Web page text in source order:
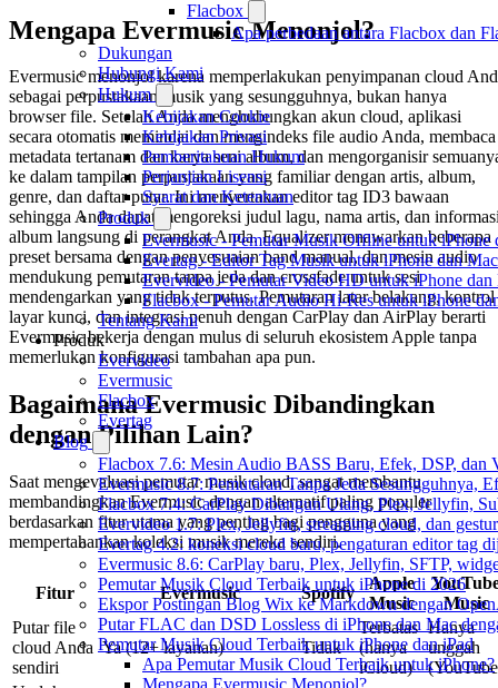
Flacbox
Apa perbedaan antara Flacbox dan
Dukungan
Hubungi Kami
Hukum
Kebijakan Cookie
Kebijakan Privasi
Pemberitahuan Hukum
Perjanjian Lisensi
Syarat dan Ketentuan
Produk
Evermusic - Pemutar Musik Offline untuk iPhone
Evertag - Editor Tag Musik untuk iPhone dan Mac
Evervideo - Pemutar Video HD untuk iPhone dan
Flacbox - Pemutar Audio Hi-Res untuk iPhone
Tentang Kami
Produk
Evervideo
Evermusic
Flacbox
Evertag
Blog
Flacbox 7.6: Mesin Audio BASS Baru, Efek, DSP, dan
Evermusic 8.7: Pemutaran Tanpa Jeda
Flacbox 7.4: CarPlay Dibangun Ulang, Plex, Jellyfin,
Evervideo 1.7: Plex, Jellyfin, streaming cloud, dan
Evertag 4.2: koneksi cloud baru, pengaturan editor tag
Evermusic 8.6: CarPlay baru, Plex, Jellyfin, SFTP,
Pemutar Musik Cloud Terbaik untuk iPhone di 2026
Ekspor Postingan Blog Wix ke Markdown dengan
Putar FLAC dan DSD Lossless di iPhone dan Mac
Pemutar Musik Cloud Terbaik untuk iPhone dan iPad
Apa Pemutar Musik Cloud Terbaik untuk iPhone?
Mengapa Evermusic Menonjol?
Mengapa Evermusic Menonjol?
Evermusic menonjol karena memperlakukan penyimpanan cloud
sebagai perpustakaan musik yang sesungguhnya, bukan hanya
browser file. Setelah Anda menghubungkan akun cloud, aplikasi
secara otomatis memindai dan mengindeks file audio Anda, membaca
metadata tertanam dan karya seni album, dan mengorganisir
ke dalam tampilan perpustakaan yang familiar dengan artis, album,
genre, dan daftar putar. Ini menyertakan editor tag ID3 bawaan
sehingga Anda dapat mengoreksi judul lagu, nama artis, dan
album langsung di perangkat Anda. Equalizer menawarkan beberapa
preset bersama dengan penyesuaian band manual, dan mesin audio
mendukung pemutaran tanpa jeda dan crossfade untuk sesi
mendengarkan yang tidak terputus. Pemutaran latar belakang, kontrol
layar kunci, dan integrasi penuh dengan CarPlay dan AirPlay berarti
Evermusic bekerja dengan mulus di seluruh ekosistem Apple tanpa
memerlukan konfigurasi tambahan apa pun.
Bagaimana Evermusic Dibandingkan
dengan Pilihan Lain?
Saat mengevaluasi pemutar musik cloud, sangat membantu
membandingkan Evermusic dengan alternatif paling populer
berdasarkan fitur utama yang penting bagi pengguna yang
mempertahankan koleksi musik mereka sendiri.
Fitur Evermusic Spotify
Apple
Music
Music
Putar file
cloud Anda
sendiri
Ya (12+ layanan) Tidak
Terbatas
(hanya
iCloud)
Hanya
unggah